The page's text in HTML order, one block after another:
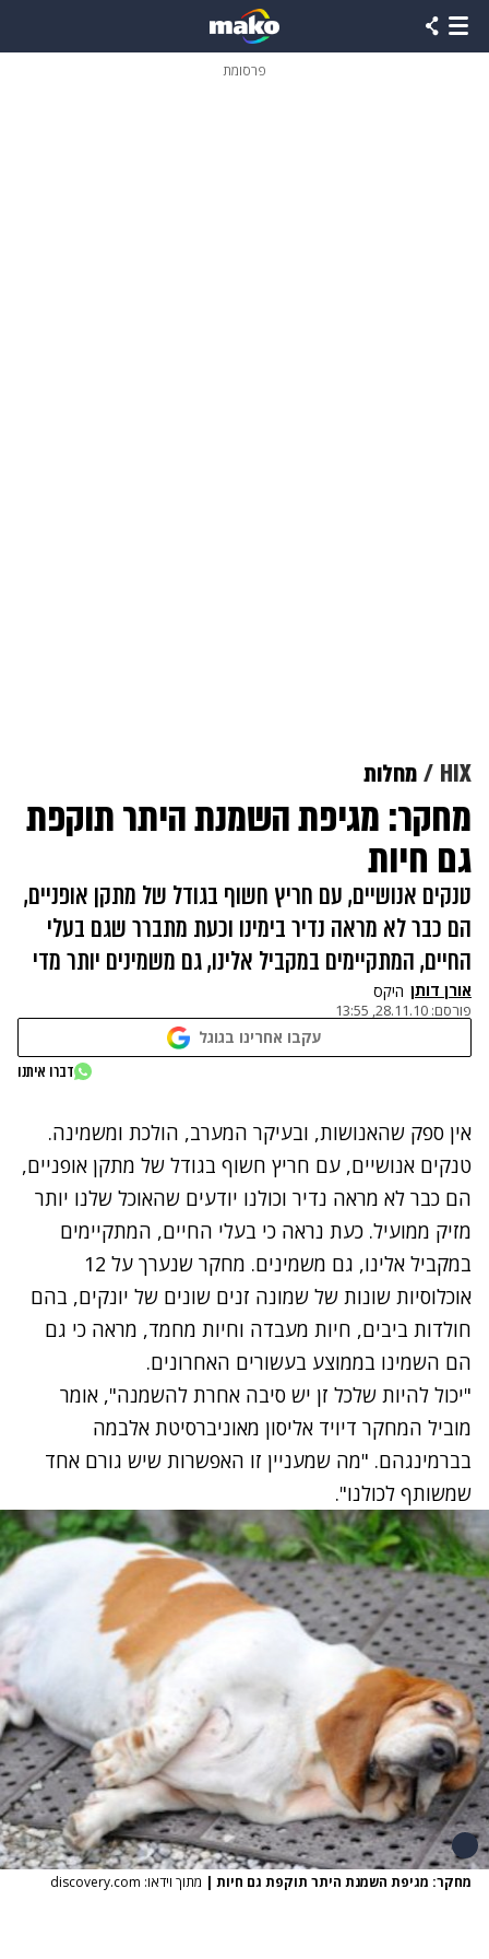
פרסומת
HIX מחלות
מחקר: מגיפת השמנת היתר תוקפת
גם חיות
טנקים אנושיים, עם חריץ חשוף בגודל של מתקן אופניים,
הם כבר לא מראה נדיר בימינו וכעת מתברר שגם בעלי
החיים, המתקיימים במקביל אלינו, גם משמינים יותר מדי
אורן דותן היקס
פורסם: 28.11.10, 13:55
עקבו אחרינו בגוגל
דברו איתנו
אין ספק שהאנושות, ובעיקר המערב, הולכת ומשמינה.
טנקים אנושיים, עם חריץ חשוף בגודל של מתקן אופניים,
הם כבר לא מראה נדיר וכולנו יודעים שהאוכל שלנו יותר
מזיק ממועיל. כעת נראה כי בעלי החיים, המתקיימים
במקביל אלינו, גם משמינים. מחקר שנערך על 12
אוכלוסיות שונות של שמונה זנים שונים של יונקים, בהם
חולדות ביבים, חיות מעבדה וחיות מחמד, מראה כי גם
הם השמינו בממוצע בעשורים האחרונים.
"יכול להיות שלכל זן יש סיבה אחרת להשמנה", אומר
מוביל המחקר דיויד אליסון מאוניברסיטת אלבמה
בברמינגהם. "מה שמעניין זו האפשרות שיש גורם אחד
שמשותף לכולנו".
מחקר: מגיפת השמנת היתר תוקפת גם חיות | מתוך וידאו: discovery.com